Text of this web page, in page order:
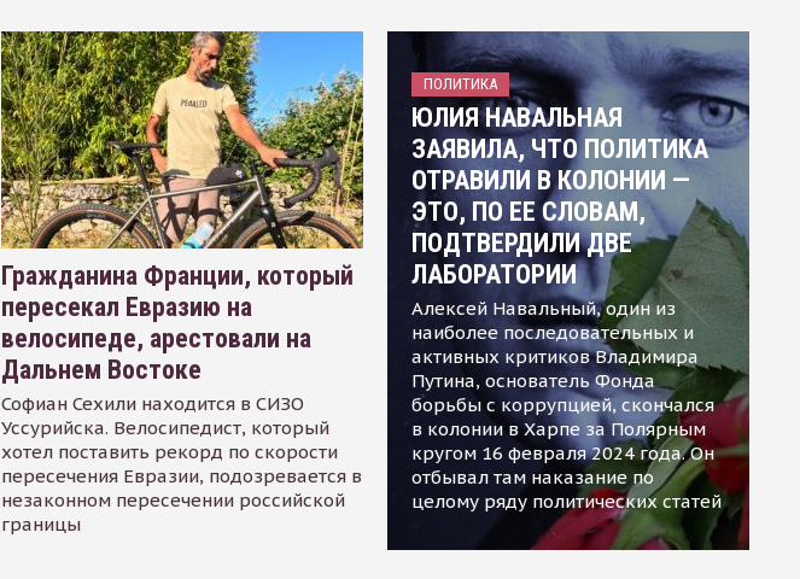
Гражданина Франции, который
пересекал Евразию на
велосипеде, арестовали на
Дальнем Востоке
Софиан Сехили находится в СИЗО
Уссурийска. Велосипедист, который
хотел поставить рекорд по скорости
пересечения Евразии, подозревается в
незаконном пересечении российской
границы
ПОЛИТИКА
ЮЛИЯ НАВАЛЬНАЯ
ЗАЯВИЛА, ЧТО ПОЛИТИКА
ОТРАВИЛИ В КОЛОНИИ —
ЭТО, ПО ЕЕ СЛОВАМ,
ПОДТВЕРДИЛИ ДВЕ
ЛАБОРАТОРИИ
Алексей Навальный, один из
наиболее последовательных и
активных критиков Владимира
Путина, основатель Фонда
борьбы с коррупцией, скончался
в колонии в Харпе за Полярным
кругом 16 февраля 2024 года. Он
отбывал там наказание по
целому ряду политических статей